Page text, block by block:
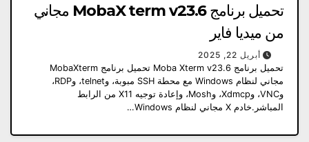
تحميل برنامج MobaX term v23.6 مجاني
من ميديا ​​فاير
أبريل 22, 2025
تحميل برنامج Moba Xterm v23.6 تحميل برنامج MobaXterm
مجاني لنظام Windows مع محطة SSH مبوبة، وtelnet، وRDP،
وVNC، وXdmcp، وMosh، وإعادة توجيه X11 من الرابط
المباشر.خادم X مجاني لنظام Windows…